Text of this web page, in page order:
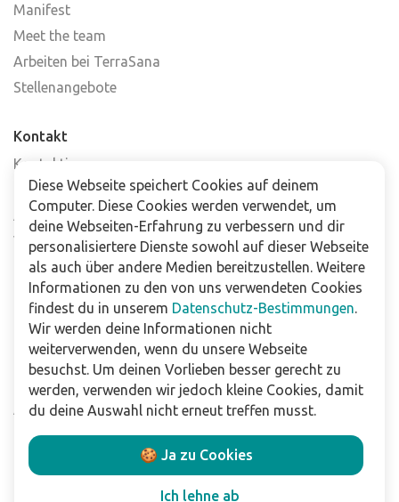
Manifest
Meet the team
Arbeiten bei TerraSana
Stellenangebote
Kontakt
Kontaktiere uns
Häufig gestellte Fragen
Abonniere unseren Newsletter
Verkaufsstellen
Für Unternehmen
Downloads
Impressum
Datenschutzbestimmungen
Allgemeine Verkaufs- und Lieferbedingungen
Haftungsausschluss
Diese Webseite speichert Cookies auf deinem
Computer. Diese Cookies werden verwendet, um
deine Webseiten-Erfahrung zu verbessern und dir
personalisiertere Dienste sowohl auf dieser Webseite
als auch über andere Medien bereitzustellen. Weitere
Informationen zu den von uns verwendeten Cookies
findest du in unserem Datenschutz-Bestimmungen.
Wir werden deine Informationen nicht
weiterverwenden, wenn du unsere Webseite
besuchst. Um deinen Vorlieben besser gerecht zu
werden, verwenden wir jedoch kleine Cookies, damit
du deine Auswahl nicht erneut treffen musst.
🍪 Ja zu Cookies
Ich lehne ab